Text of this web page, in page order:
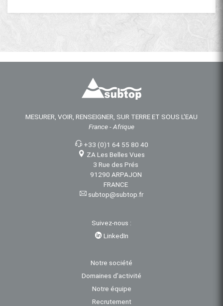
MESURER, VOIR, RENSEIGNER, SUR TERRE ET SOUS L'EAU
France - Afrique
+33 (0)1 64 55 80 40
ZA Les Belles Vues
3 Rue des Prés
91290 ARPAJON
FRANCE
subtop@subtop.fr
Suivez-nous :
LinkedIn
Notre société
Domaines d’activité
Notre équipe
Recrutement